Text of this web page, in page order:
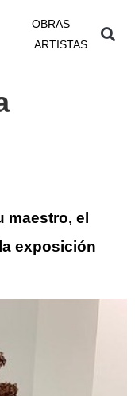
OBRAS
ARTISTAS
maestro, el
exposición